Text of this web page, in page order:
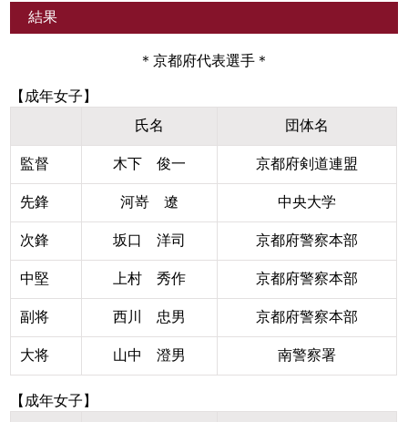
結果
＊京都府代表選手＊
【成年女子】
氏名
団体名
監督 木下 俊一 京都府剣道連盟
先鋒 河嵜 遼 中央大学
次鋒 坂口 洋司 京都府警察本部
中堅 上村 秀作 京都府警察本部
副将 西川 忠男 京都府警察本部
大将 山中 澄男 南警察署
【成年女子】